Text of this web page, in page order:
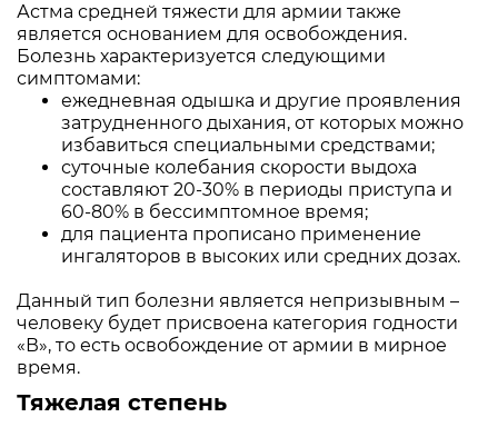
Астма средней тяжести для армии также
является основанием для освобождения.
Болезнь характеризуется следующими
симптомами:
ежедневная одышка и другие проявления
затрудненного дыхания, от которых можно
избавиться специальными средствами;
суточные колебания скорости выдоха
составляют 20-30% в периоды приступа и
60-80% в бессимптомное время;
для пациента прописано применение
ингаляторов в высоких или средних дозах.
Данный тип болезни является непризывным –
человеку будет присвоена категория годности
«В», то есть освобождение от армии в мирное
время.
Тяжелая степень